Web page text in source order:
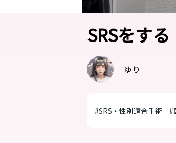
SRSをす
ゆり
#SRS・性別適合手術 #